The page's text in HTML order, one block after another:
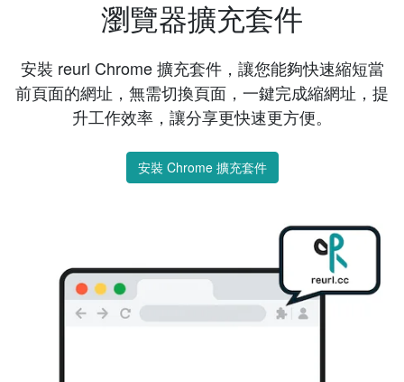
瀏覽器擴充套件
安裝 reurl Chrome 擴充套件，讓您能夠快速縮短當
前頁面的網址，無需切換頁面，一鍵完成縮網址，提
升工作效率，讓分享更快速更方便。
安裝 Chrome 擴充套件